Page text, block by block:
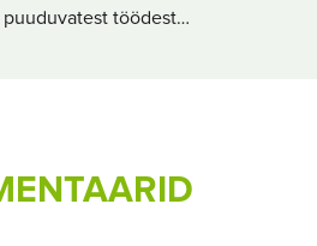
töödest…